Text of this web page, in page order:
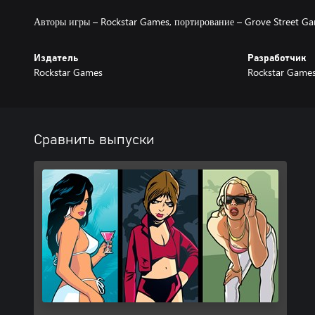
Авторы игры – Rockstar Games, портирование – Grove Street
Издатель
Rockstar Games
Разработчик
Rockstar
Сравнить выпуски